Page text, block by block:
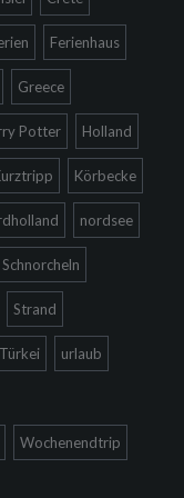
Ferienhaus
Greece
Potter Holland
Körbecke
nordsee
Schnorcheln
Strand
Türkei urlaub
Wochenendtrip